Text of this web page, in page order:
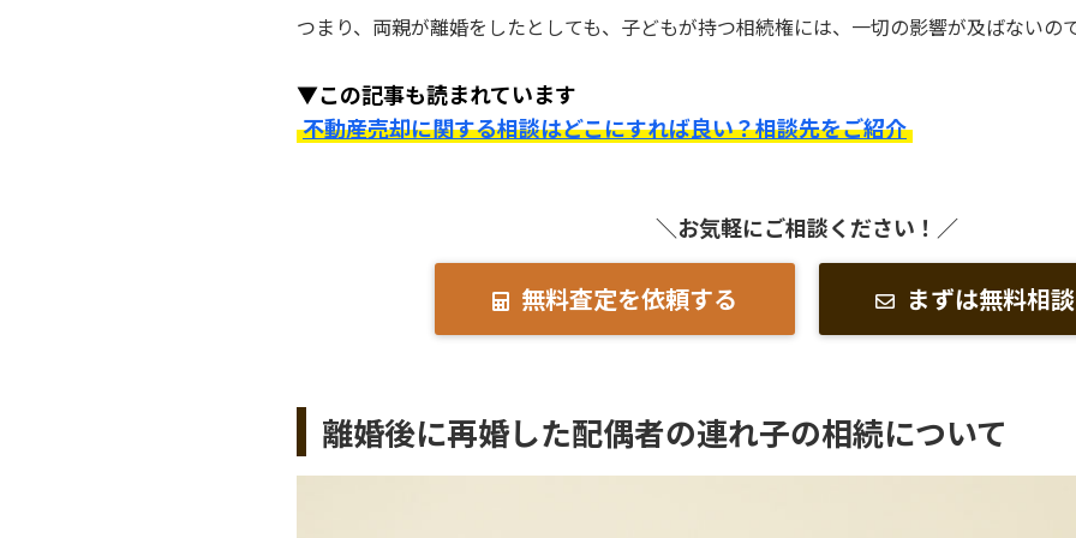
つまり、両親が離婚をしたとしても、子どもが持つ相続権には、一切の影響が及ばないので
▼この記事も読まれています
不動産売却に関する相談はどこにすれば良い？相談先をご紹介
＼お気軽にご相談ください！／
無料査定を依頼する まずは無料相
離婚後に再婚した配偶者の連れ子の相続について